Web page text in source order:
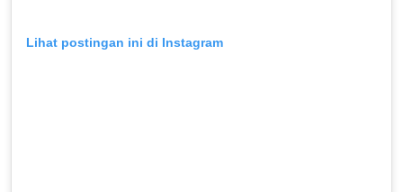
Lihat postingan ini di Instagram